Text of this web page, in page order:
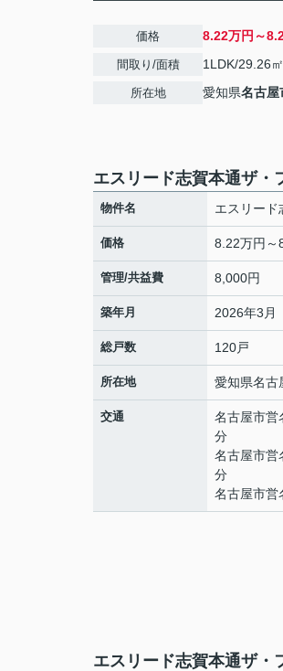
価格 8.22万円～
間取り/面積 1LDK/29.26㎡
所在地 愛知県名古屋
エスリード志賀本通ザ・
物件名 エスリード
価格 8.22万円～
管理/共益費 8,000円
築年月 2026年3月
総戸数 120戸
所在地 愛知県名古
交通 名古屋市営
分
名古屋市営
分
名古屋市営
エスリード志賀本通ザ・